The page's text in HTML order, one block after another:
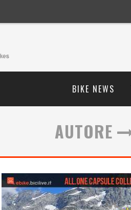
BIKE NEWS
AUTORE